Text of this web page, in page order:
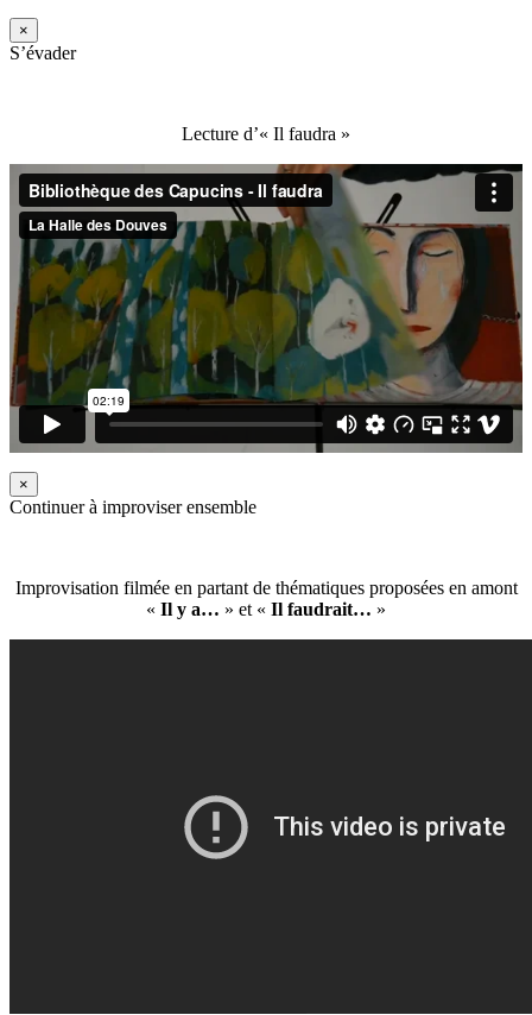
×
S’évader
Lecture d’« Il faudra »
×
Continuer à improviser ensemble
Improvisation filmée en partant de thématiques proposées en amont
« Il y a… » et « Il faudrait… »